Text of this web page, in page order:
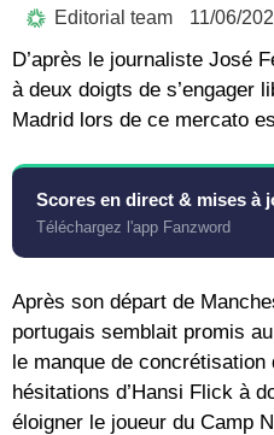
Editorial team 11/06/
D’après le journaliste José
à deux doigts de s’engager
Madrid lors de ce mercato
Scores en direct & mises à
Téléchargez l'app Fanzword
Après son départ de
portugais semblait promis
le manque de
hésitations d’Hansi Flick à
éloigner le joueur du Camp